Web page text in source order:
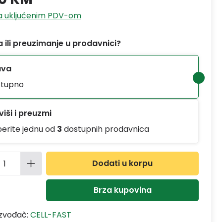
uključenim PDV-om
ili preuzimanje u prodavnici?
i preuzmi
jednu od 3 dostupnih prodavnica
proizvoda: Unesite željenu
Dodati u korpu
Brza kupovina
CELL-FAST